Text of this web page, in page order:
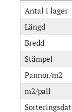
Antal i lager
Längd
Bredd
Stämpel
Pannor/m2
m2/pall